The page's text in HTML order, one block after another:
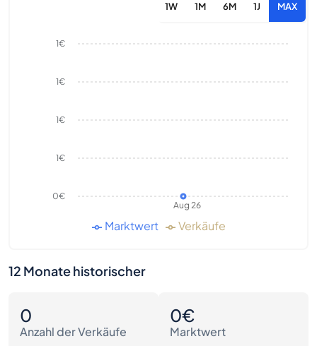
1W 1M 6M 1J MAX
Aug 26
0€
1€
1€
1€
1€
Marktwert Verkäufe
12 Monate historischer
0
Anzahl der Verkäufe
0€
Marktwert